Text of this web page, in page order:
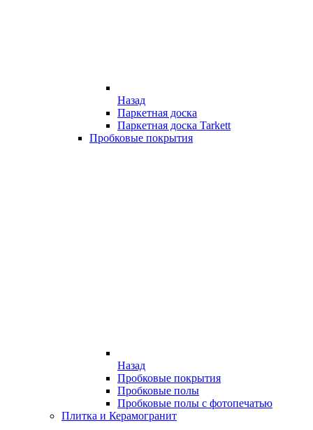
Назад
Паркетная доска
Паркетная доска Tarkett
Пробковые покрытия
Назад
Пробковые покрытия
Пробковые полы
Пробковые полы с фотопечатью
Плитка и Керамогранит